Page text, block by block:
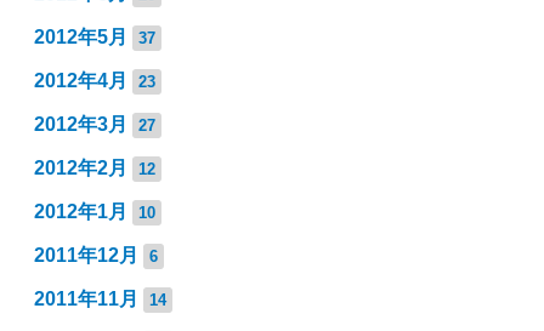
2012年5月 37
2012年4月 23
2012年3月 27
2012年2月 12
2012年1月 10
2011年12月 6
2011年11月 14